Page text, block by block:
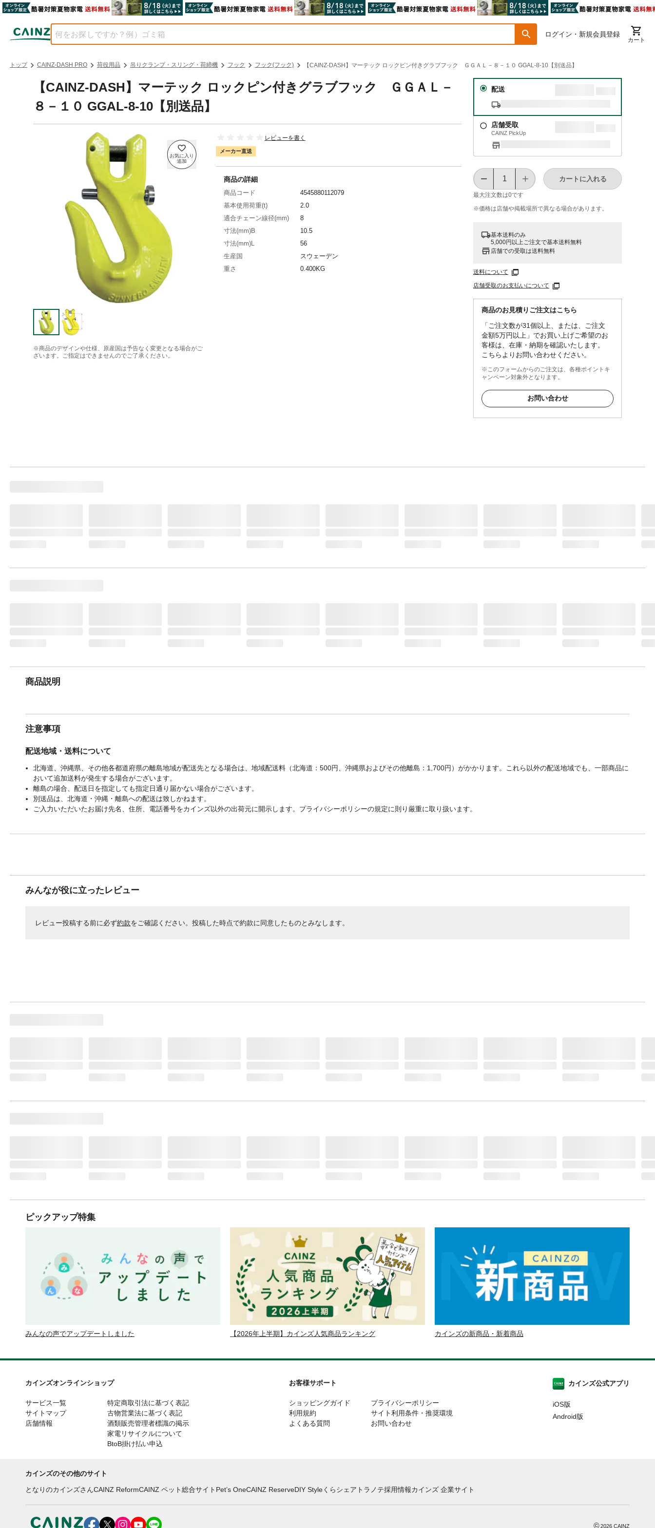
ログイン・新規会員登録
カート
トップ CAINZ-DASH PRO 荷役用品 吊りクランプ・スリング・荷締機 フック フック(フック) 【CAINZ-DASH】マーテック ロックピン付きグラブフック ＧＧＡＬ－８－１０ GGAL-8-10【別送品】
【CAINZ-DASH】マーテック ロックピン付きグラブフック ＧＧＡＬ－
８－１０ GGAL-8-10【別送品】
※商品のデザインや仕様、原産国は予告なく変更となる場合がご
ざいます。ご指定はできませんのでご了承ください。
レビューを書く
メーカー直送
配送
店舗受取
CAINZ PickUp
最大注文数は0です
カートに入れる
※価格は​店舗や​掲載場所で​異なる​場合が​あります。
基本送料のみ
5,000円以上ご注文で基本送料無料
店舗での受取は送料無料
送料について
店舗受取のお支払いについて
商品のお見積りご注文はこちら
「ご注文数が31個以上、または、ご注文
金額5万円以上」でお買い上げご希望のお
客様は、在庫・納期を確認いたします。
こちらよりお問い合わせください。
※このフォームからのご注文は、各種ポイントキ
ャンペーン対象外となります。
お問い合わせ
商品の詳細
商品コード
4545880112079
基本使用荷重(t)
2.0
適合チェーン線径(mm)
8
寸法(mm)B
10.5
寸法(mm)L
56
生産国
スウェーデン
重さ
0.400KG
商品説明
注意事項
配送地域・送料について
北海道、沖縄県、その他各都道府県の離島地域が配送先となる場合は、地域配送料（北海道：500円、沖縄県およびその他離島：1,700円）がかかります。これら以外の配送地域でも、一部商品に
おいて追加送料が発生する場合がございます。
離島の場合、配送日を指定しても指定日通り届かない場合がございます。
別送品は、北海道・沖縄・離島への配送は致しかねます。
ご入力いただいたお届け先名、住所、電話番号をカインズ以外の出荷元に開示します。プライバシーポリシーの規定に則り厳重に取り扱います。
みんなが役に立ったレビュー
レビュー投稿する前に必ず約款をご確認ください。投稿した時点で約款に同意したものとみなします。
ピックアップ特集
みんなの声でアップデートしました 【2026年上半期】カインズ人気商品ランキング カインズの新商品・新着商品
カインズオンラインショップ
サービス一覧
サイトマップ
店舗情報
特定商取引法に基づく表記
古物営業法に基づく表記
酒類販売管理者標識の掲示
家電リサイクルについて
BtoB掛け払い申込
お客様サポート
ショッピングガイド
利用規約
よくある質問
プライバシーポリシー
サイト利用条件・推奨環境
お問い合わせ
カインズ公式アプリ
iOS版
Android版
カインズのその他のサイト
となりのカインズさんCAINZ ReformCAINZ ペット総合サイト Pet’s OneCAINZ ReserveDIY Styleくらシェア トラノテ採用情報カインズ 企業サイト
©2026 CAINZ